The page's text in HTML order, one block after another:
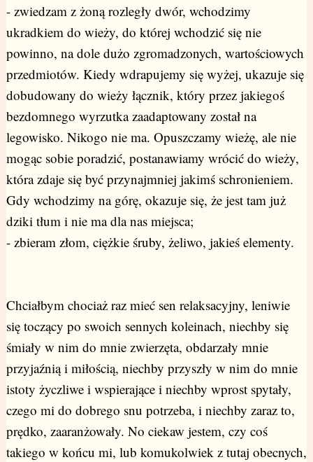
- zwiedzam z żoną rozległy dwór, wchodzimy
ukradkiem do wieży, do której wchodzić się nie
powinno, na dole dużo zgromadzonych, wartościowych
przedmiotów. Kiedy wdrapujemy się wyżej, ukazuje się
dobudowany do wieży łącznik, który przez jakiegoś
bezdomnego wyrzutka zaadaptowany został na
legowisko. Nikogo nie ma. Opuszczamy wieżę, ale nie
mogąc sobie poradzić, postanawiamy wrócić do wieży,
która zdaje się być przynajmniej jakimś schronieniem.
Gdy wchodzimy na górę, okazuje się, że jest tam już
dziki tłum i nie ma dla nas miejsca;
- zbieram złom, ciężkie śruby, żeliwo, jakieś elementy.
Chciałbym chociaż raz mieć sen relaksacyjny, leniwie
się toczący po swoich sennych koleinach, niechby się
śmiały w nim do mnie zwierzęta, obdarzały mnie
przyjaźnią i miłością, niechby przyszły w nim do mnie
istoty życzliwe i wspierające i niechby wprost spytały,
czego mi do dobrego snu potrzeba, i niechby zaraz to,
prędko, zaaranżowały. No ciekaw jestem, czy coś
takiego w końcu mi, lub komukolwiek z tutaj obecnych,